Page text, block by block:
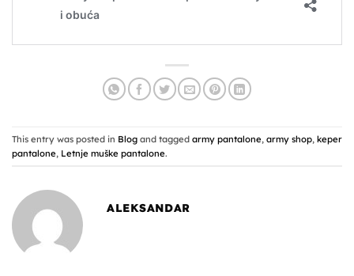
This entry was posted in Blog and tagged army pantalone, army shop, keper
pantalone, Letnje muške pantalone.
ALEKSANDAR